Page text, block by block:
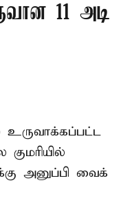
11 அடி
அனுப்பி வைக்